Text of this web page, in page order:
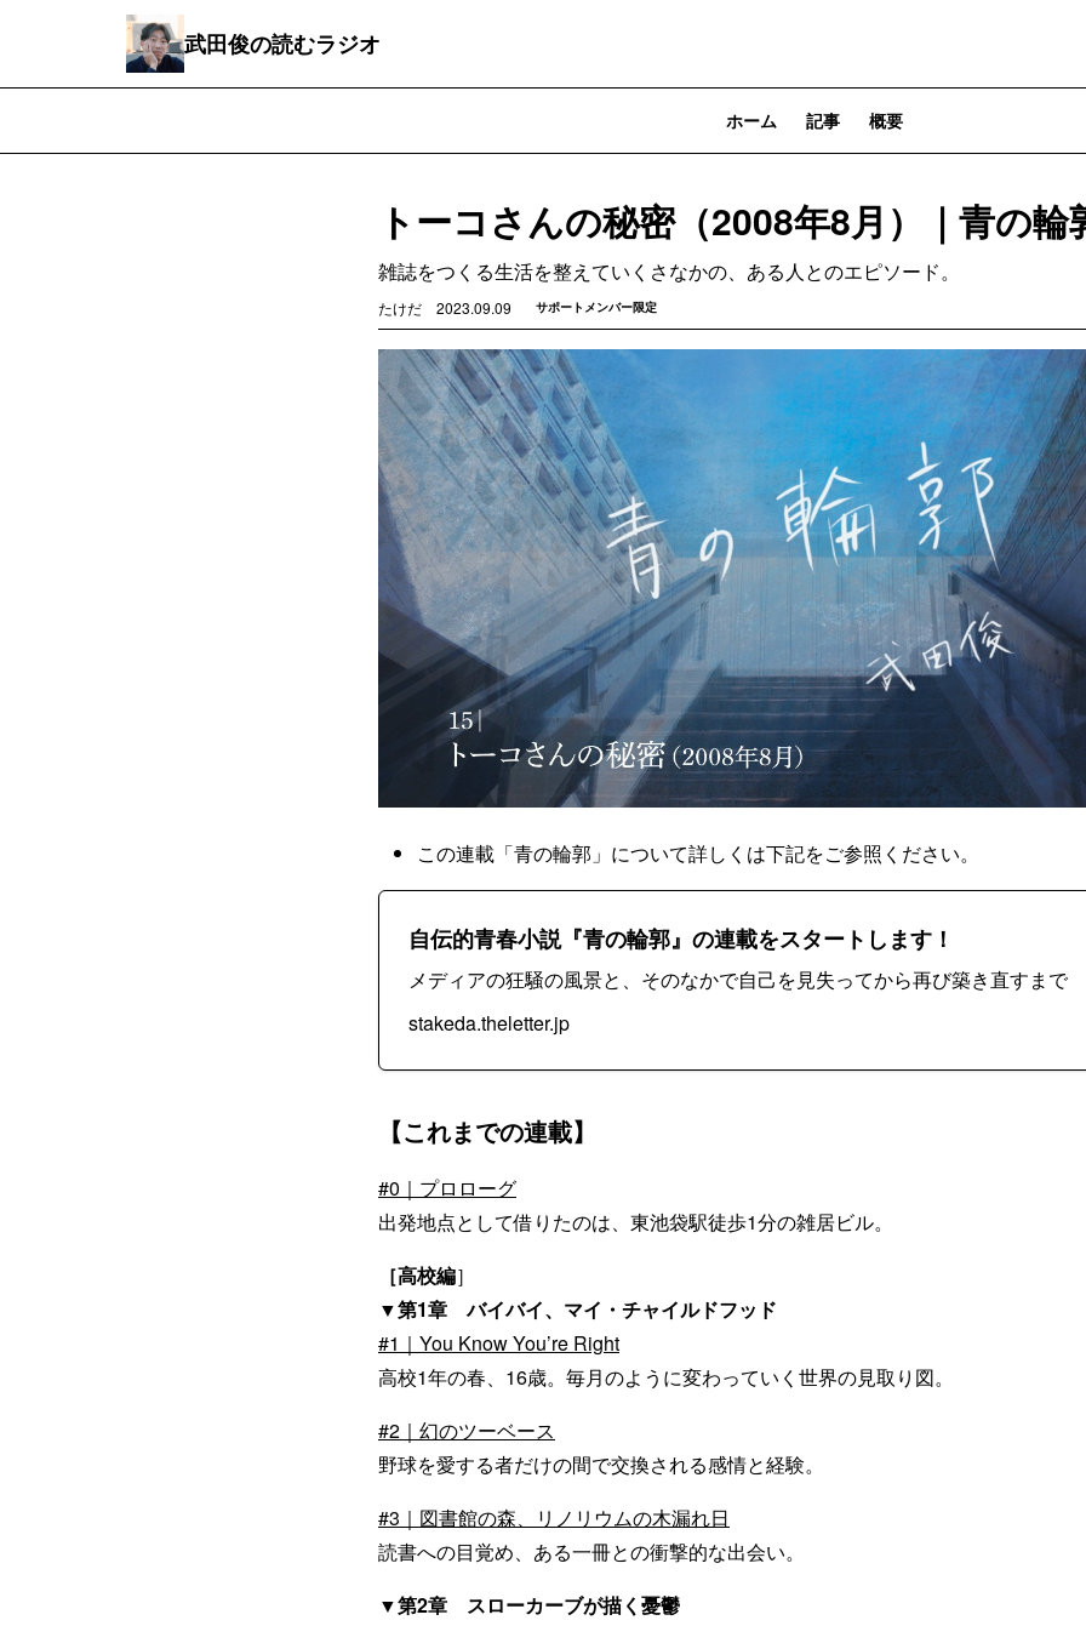
武田俊の読むラジオ
ホーム 記事 概要
トーコさんの秘密（2008年8月）｜青の輪
雑誌をつくる生活を整えていくさなかの、ある人とのエピソード。
たけだ 2023.09.09 サポートメンバー限定
この連載「青の輪郭」について詳しくは下記をご参照ください。
自伝的青春小説『青の輪郭』の連載をスタートします！
メディアの狂騒の風景と、そのなかで自己を見失ってから再び築き直すまで
stakeda.theletter.jp
【これまでの連載】
#0｜プロローグ
出発地点として借りたのは、東池袋駅徒歩1分の雑居ビル。
［高校編］
▼第1章 バイバイ、マイ・チャイルドフッド
#1｜You Know You’re Right
高校1年の春、16歳。毎月のように変わっていく世界の見取り図。
#2｜幻のツーベース
野球を愛する者だけの間で交換される感情と経験。
#3｜図書館の森、リノリウムの木漏れ日
読書への目覚め、ある一冊との衝撃的な出会い。
▼第2章 スローカーブが描く憂鬱